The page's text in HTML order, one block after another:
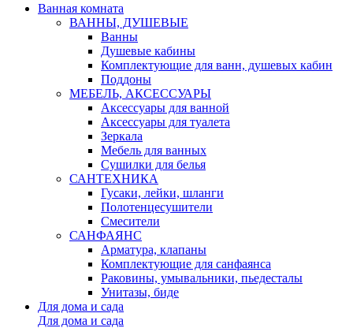
Ванная комната
ВАННЫ, ДУШЕВЫЕ
Ванны
Душевые кабины
Комплектующие для ванн, душевых кабин
Поддоны
МЕБЕЛЬ, АКСЕССУАРЫ
Аксессуары для ванной
Аксессуары для туалета
Зеркала
Мебель для ванных
Сушилки для белья
САНТЕХНИКА
Гусаки, лейки, шланги
Полотенцесушители
Смесители
САНФАЯНС
Арматура, клапаны
Комплектующие для санфаянса
Раковины, умывальники, пьедесталы
Унитазы, биде
Для дома и сада
Для дома и сада